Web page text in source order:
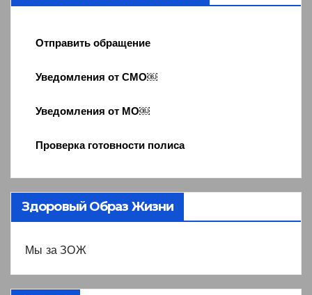
Отправить обращение
Уведомления от СМО￼
Уведомления от МО￼
Проверка готовности полиса
Здоровый Образ Жизни
Мы за ЗОЖ